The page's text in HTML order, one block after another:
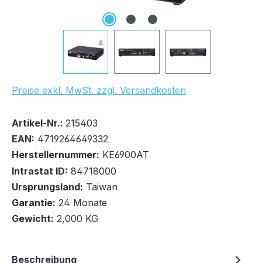
Preise exkl. MwSt. zzgl. Versandkosten
Bestand:0x
Nicht Lagernd
In den Warenkorb
Artikel-Nr.: 215403
EAN: 4719264649332
Herstellernummer: KE6900AT
Intrastat ID: 84718000
Ursprungsland: Taiwan
Garantie: 24 Monate
Gewicht: 2,000 KG
Beschreibung